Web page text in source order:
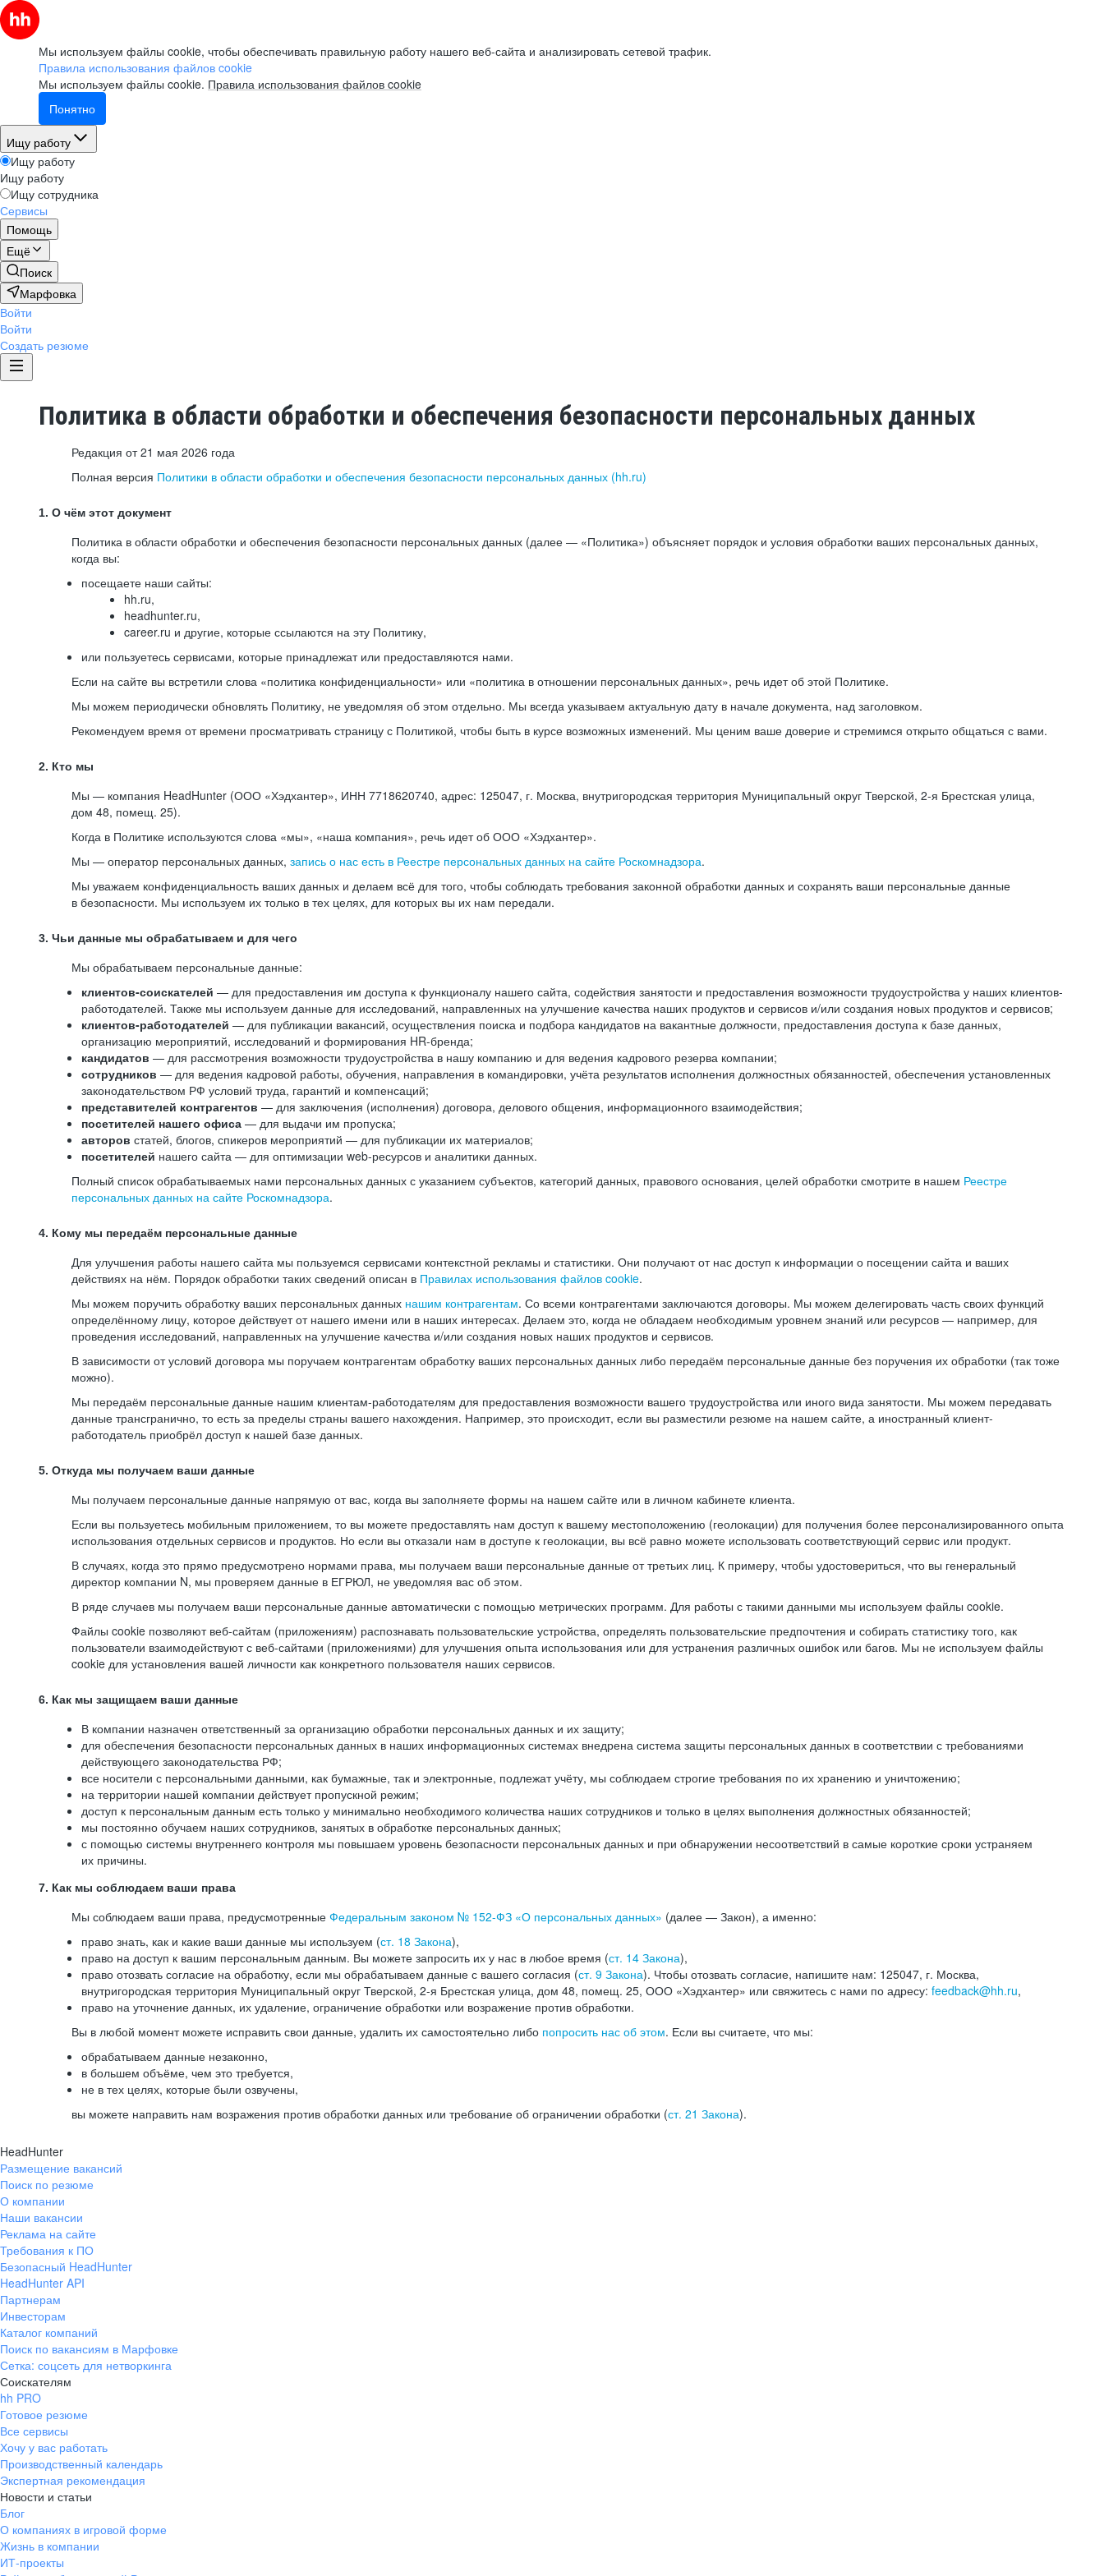
Мы используем файлы cookie, чтобы обеспечивать правильную работу нашего веб-сайта и анализировать сетевой трафик.
Правила использования файлов cookie
Мы используем файлы cookie. Правила использования файлов cookie
Понятно
Ищу работу
Ищу работу
Ищу работу
Ищу сотрудника
Сервисы
Помощь
Ещё
Поиск
Марфовка
Войти
Войти
Создать резюме
Политика в области обработки и обеспечения безопасности персональных данных
Редакция от 21 мая 2026 года
Полная версия Политики в области обработки и обеспечения безопасности персональных данных (hh.ru)
1. О чём этот документ
Политика в области обработки и обеспечения безопасности персональных данных (далее — «Политика») объясняет порядок и условия обработки ваших персональных данных,
когда вы:
посещаете наши сайты:
hh.ru,
headhunter.ru,
career.ru и другие, которые ссылаются на эту Политику,
или пользуетесь сервисами, которые принадлежат или предоставляются нами.
Если на сайте вы встретили слова «политика конфиденциальности» или «политика в отношении персональных данных», речь идет об этой Политике.
Мы можем периодически обновлять Политику, не уведомляя об этом отдельно. Мы всегда указываем актуальную дату в начале документа, над заголовком.
Рекомендуем время от времени просматривать страницу с Политикой, чтобы быть в курсе возможных изменений. Мы ценим ваше доверие и стремимся открыто общаться с вами.
2. Кто мы
Мы — компания HeadHunter (ООО «Хэдхантер», ИНН 7718620740, адрес: 125047, г. Москва, внутригородская территория Муниципальный округ Тверской, 2-я Брестская улица,
дом 48, помещ. 25).
Когда в Политике используются слова «мы», «наша компания», речь идет об ООО «Хэдхантер».
Мы — оператор персональных данных, запись о нас есть в Реестре персональных данных на сайте Роскомнадзора.
Мы уважаем конфиденциальность ваших данных и делаем всё для того, чтобы соблюдать требования законной обработки данных и сохранять ваши персональные данные
в безопасности. Мы используем их только в тех целях, для которых вы их нам передали.
3. Чьи данные мы обрабатываем и для чего
Мы обрабатываем персональные данные:
клиентов-соискателей — для предоставления им доступа к функционалу нашего сайта, содействия занятости и предоставления возможности трудоустройства у наших клиентов-
работодателей. Также мы используем данные для исследований, направленных на улучшение качества наших продуктов и сервисов и/или создания новых продуктов и сервисов;
клиентов-работодателей — для публикации вакансий, осуществления поиска и подбора кандидатов на вакантные должности, предоставления доступа к базе данных,
организацию мероприятий, исследований и формирования HR-бренда;
кандидатов — для рассмотрения возможности трудоустройства в нашу компанию и для ведения кадрового резерва компании;
сотрудников — для ведения кадровой работы, обучения, направления в командировки, учёта результатов исполнения должностных обязанностей, обеспечения установленных
законодательством РФ условий труда, гарантий и компенсаций;
представителей контрагентов — для заключения (исполнения) договора, делового общения, информационного взаимодействия;
посетителей нашего офиса — для выдачи им пропуска;
авторов статей, блогов, спикеров мероприятий — для публикации их материалов;
посетителей нашего сайта — для оптимизации web-ресурсов и аналитики данных.
Полный список обрабатываемых нами персональных данных с указанием субъектов, категорий данных, правового основания, целей обработки смотрите в нашем Реестре
персональных данных на сайте Роскомнадзора.
4. Кому мы передаём персональные данные
Для улучшения работы нашего сайта мы пользуемся сервисами контекстной рекламы и статистики. Они получают от нас доступ к информации о посещении сайта и ваших
действиях на нём. Порядок обработки таких сведений описан в Правилах использования файлов cookie.
Мы можем поручить обработку ваших персональных данных нашим контрагентам. Со всеми контрагентами заключаются договоры. Мы можем делегировать часть своих функций
определённому лицу, которое действует от нашего имени или в наших интересах. Делаем это, когда не обладаем необходимым уровнем знаний или ресурсов — например, для
проведения исследований, направленных на улучшение качества и/или создания новых наших продуктов и сервисов.
В зависимости от условий договора мы поручаем контрагентам обработку ваших персональных данных либо передаём персональные данные без поручения их обработки (так тоже
можно).
Мы передаём персональные данные нашим клиентам-работодателям для предоставления возможности вашего трудоустройства или иного вида занятости. Мы можем передавать
данные трансгранично, то есть за пределы страны вашего нахождения. Например, это происходит, если вы разместили резюме на нашем сайте, а иностранный клиент-
работодатель приобрёл доступ к нашей базе данных.
5. Откуда мы получаем ваши данные
Мы получаем персональные данные напрямую от вас, когда вы заполняете формы на нашем сайте или в личном кабинете клиента.
Если вы пользуетесь мобильным приложением, то вы можете предоставлять нам доступ к вашему местоположению (геолокации) для получения более персонализированного опыта
использования отдельных сервисов и продуктов. Но если вы отказали нам в доступе к геолокации, вы всё равно можете использовать соответствующий сервис или продукт.
В случаях, когда это прямо предусмотрено нормами права, мы получаем ваши персональные данные от третьих лиц. К примеру, чтобы удостовериться, что вы генеральный
директор компании N, мы проверяем данные в ЕГРЮЛ, не уведомляя вас об этом.
В ряде случаев мы получаем ваши персональные данные автоматически с помощью метрических программ. Для работы с такими данными мы используем файлы cookie.
Файлы cookie позволяют веб-сайтам (приложениям) распознавать пользовательские устройства, определять пользовательские предпочтения и собирать статистику того, как
пользователи взаимодействуют с веб-сайтами (приложениями) для улучшения опыта использования или для устранения различных ошибок или багов. Мы не используем файлы
cookie для установления вашей личности как конкретного пользователя наших сервисов.
6. Как мы защищаем ваши данные
В компании назначен ответственный за организацию обработки персональных данных и их защиту;
для обеспечения безопасности персональных данных в наших информационных системах внедрена система защиты персональных данных в соответствии с требованиями
действующего законодательства РФ;
все носители с персональными данными, как бумажные, так и электронные, подлежат учёту, мы соблюдаем строгие требования по их хранению и уничтожению;
на территории нашей компании действует пропускной режим;
доступ к персональным данным есть только у минимально необходимого количества наших сотрудников и только в целях выполнения должностных обязанностей;
мы постоянно обучаем наших сотрудников, занятых в обработке персональных данных;
с помощью системы внутреннего контроля мы повышаем уровень безопасности персональных данных и при обнаружении несоответствий в самые короткие сроки устраняем
их причины.
7. Как мы соблюдаем ваши права
Мы соблюдаем ваши права, предусмотренные Федеральным законом № 152-ФЗ «О персональных данных» (далее — Закон), а именно:
право знать, как и какие ваши данные мы используем (ст. 18 Закона),
право на доступ к вашим персональным данным. Вы можете запросить их у нас в любое время (ст. 14 Закона),
право отозвать согласие на обработку, если мы обрабатываем данные с вашего согласия (ст. 9 Закона). Чтобы отозвать согласие, напишите нам: 125047, г. Москва,
внутригородская территория Муниципальный округ Тверской, 2-я Брестская улица, дом 48, помещ. 25, ООО «Хэдхантер» или свяжитесь с нами по адресу: feedback@hh.ru,
право на уточнение данных, их удаление, ограничение обработки или возражение против обработки.
Вы в любой момент можете исправить свои данные, удалить их самостоятельно либо попросить нас об этом. Если вы считаете, что мы:
обрабатываем данные незаконно,
в большем объёме, чем это требуется,
не в тех целях, которые были озвучены,
вы можете направить нам возражения против обработки данных или требование об ограничении обработки (ст. 21 Закона).
HeadHunter
Размещение вакансий
Поиск по резюме
О компании
Наши вакансии
Реклама на сайте
Требования к ПО
Безопасный HeadHunter
HeadHunter API
Партнерам
Инвесторам
Каталог компаний
Поиск по вакансиям в Марфовке
Сетка: соцсеть для нетворкинга
Соискателям
hh PRO
Готовое резюме
Все сервисы
Хочу у вас работать
Производственный календарь
Экспертная рекомендация
Новости и статьи
Блог
О компаниях в игровой форме
Жизнь в компании
ИТ-проекты